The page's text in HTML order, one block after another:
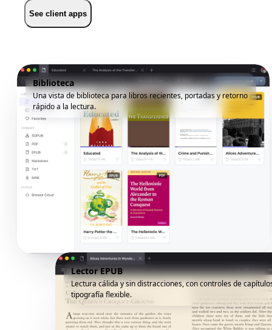
See client apps
Biblioteca
Una vista de biblioteca para libros recientes, portadas y retorno
rápido a la lectura.
Lector EPUB
Lectura cálida y sin distracciones, con controles de
tipografía flexible.